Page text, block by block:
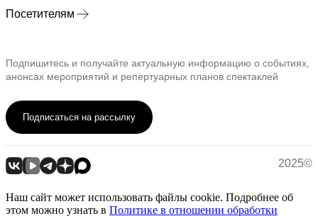
Посетителям
Подпишитесь и получайте актуальную информацию о событиях,
анонсах мероприятий и репертуарных планов спектаклей
Подписаться на рассылку
2025©
Наш сайт может использовать файлы cookie. Подробнее об
этом можно узнать в Политике в отношении обработки